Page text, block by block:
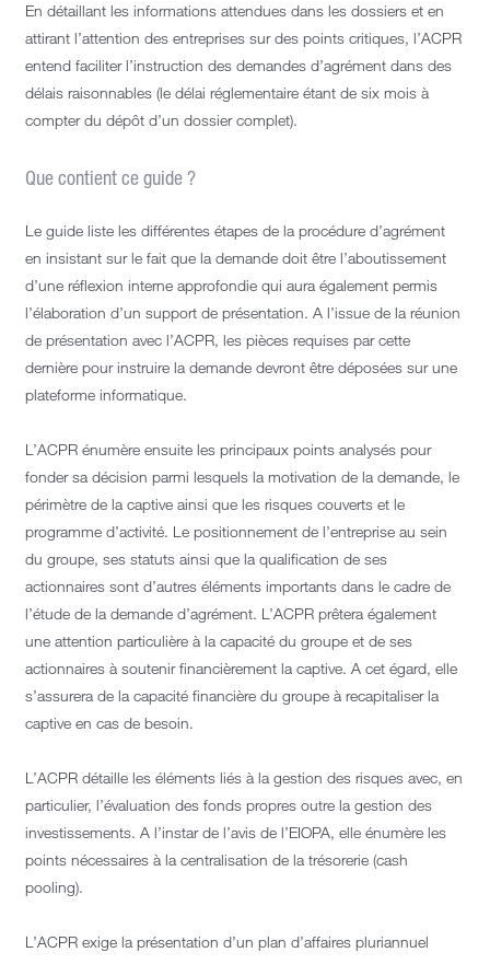
En détaillant les informations attendues dans les dossiers et en
attirant l’attention des entreprises sur des points critiques, l’ACPR
entend faciliter l’instruction des demandes d’agrément dans des
délais raisonnables (le délai réglementaire étant de six mois à
compter du dépôt d’un dossier complet).
Que contient ce guide ?
Le guide liste les différentes étapes de la procédure d’agrément
en insistant sur le fait que la demande doit être l’aboutissement
d’une réflexion interne approfondie qui aura également permis
l’élaboration d’un support de présentation. A l’issue de la réunion
de présentation avec l’ACPR, les pièces requises par cette
dernière pour instruire la demande devront être déposées sur une
plateforme informatique.
L’ACPR énumère ensuite les principaux points analysés pour
fonder sa décision parmi lesquels la motivation de la demande, le
périmètre de la captive ainsi que les risques couverts et le
programme d’activité. Le positionnement de l’entreprise au sein
du groupe, ses statuts ainsi que la qualification de ses
actionnaires sont d’autres éléments importants dans le cadre de
l’étude de la demande d’agrément. L’ACPR prêtera également
une attention particulière à la capacité du groupe et de ses
actionnaires à soutenir financièrement la captive. A cet égard, elle
s’assurera de la capacité financière du groupe à recapitaliser la
captive en cas de besoin.
L’ACPR détaille les éléments liés à la gestion des risques avec, en
particulier, l’évaluation des fonds propres outre la gestion des
investissements. A l’instar de l’avis de l’EIOPA, elle énumère les
points nécessaires à la centralisation de la trésorerie (cash
pooling).
L’ACPR exige la présentation d’un plan d’affaires pluriannuel